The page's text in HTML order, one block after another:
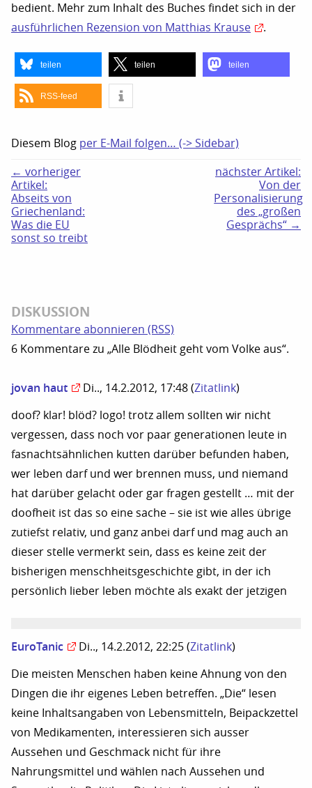
bedient. Mehr zum Inhalt des Buches findet sich in der
ausführlichen Rezension von Matthias Krause
.
teilen teilen teilen
RSS-feed
Diesem Blog per E-Mail folgen… (-> Sidebar)
← vorheriger
Artikel:
Abseits von
Griechenland:
Was die EU
sonst so treibt
nächster Artikel:
Von der
Personalisierung
des „großen
Gesprächs“ →
DISKUSSION
Kommentare abonnieren (RSS)
6 Kommentare zu „Alle Blödheit geht vom Volke aus“.
jovan haut Di.., 14.2.2012, 17:48 (Zitatlink)
doof? klar! blöd? logo! trotz allem sollten wir nicht
vergessen, dass noch vor paar generationen leute in
fasnachtsähnlichen kutten darüber befunden haben,
wer leben darf und wer brennen muss, und niemand
hat darüber gelacht oder gar fragen gestellt … mit der
doofheit ist das so eine sache – sie ist wie alles übrige
zutiefst relativ, und ganz anbei darf und mag auch an
dieser stelle vermerkt sein, dass es keine zeit der
bisherigen menschheitsgeschichte gibt, in der ich
persönlich lieber leben möchte als exakt der jetzigen
EuroTanic Di.., 14.2.2012, 22:25 (Zitatlink)
Die meisten Menschen haben keine Ahnung von den
Dingen die ihr eigenes Leben betreffen. „Die“ lesen
keine Inhaltsangaben von Lebensmitteln, Beipackzettel
von Medikamenten, interessieren sich ausser
Aussehen und Geschmack nicht für ihre
Nahrungsmittel und wählen nach Aussehen und